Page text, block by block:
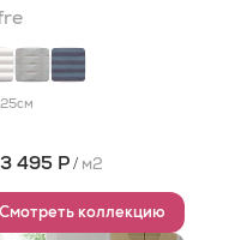
см
3 495 Р/ м2
Смотреть коллекцию